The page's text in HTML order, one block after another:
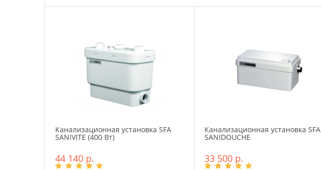
Канализационная установка SFA
SANIVITE (400 Вт)
44 140 р.
Канализационная установка SFA
SANIDOUCHE
33 500 р.